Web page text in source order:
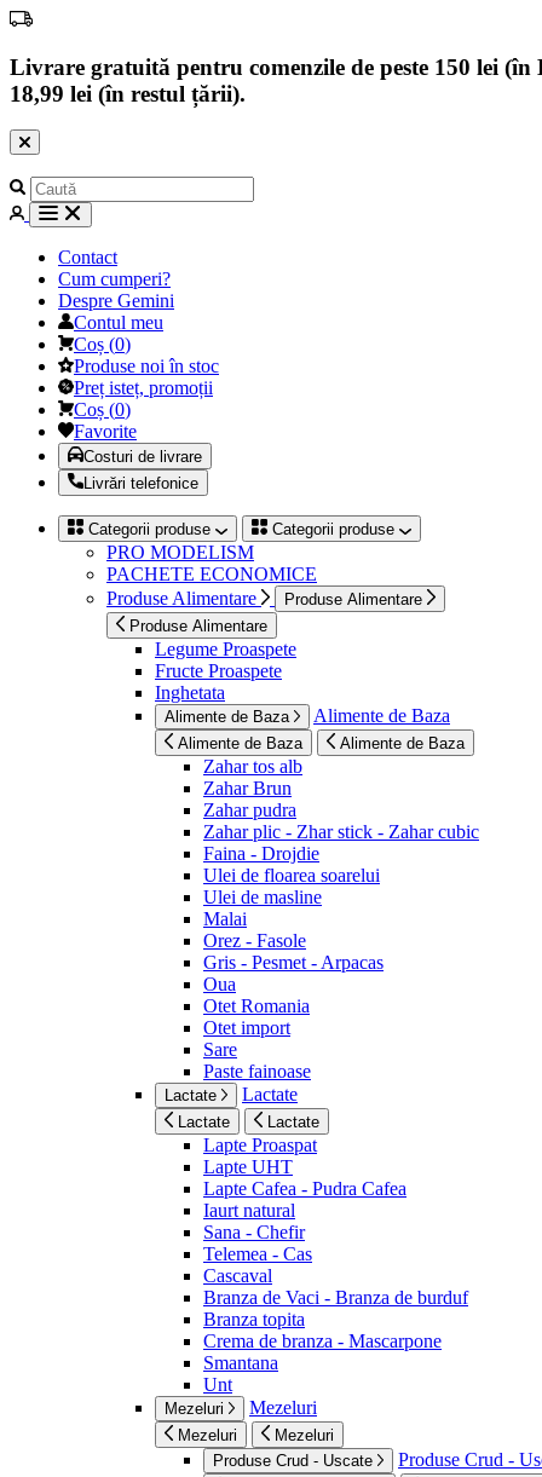
Livrare gratuită pentru comenzile de peste 150 lei
18,99 lei (în restul țării).
Contact
Cum cumperi?
Despre Gemini
Contul meu
Coș (0)
Produse noi în stoc
Preț isteț, promoții
Coș (0)
Favorite
Costuri de livrare
Livrări telefonice
Categorii produse Categorii produse
PRO MODELISM
PACHETE ECONOMICE
Produse Alimentare
Produse Alimentare
Produse Alimentare
Legume Proaspete
Fructe Proaspete
Inghetata
Alimente de Baza Alimente de Baza
Alimente de Baza Alimente de Baza
Zahar tos alb
Zahar Brun
Zahar pudra
Zahar plic - Zhar stick - Zahar cubic
Faina - Drojdie
Ulei de floarea soarelui
Ulei de masline
Malai
Orez - Fasole
Gris - Pesmet - Arpacas
Oua
Otet Romania
Otet import
Sare
Paste fainoase
Lactate Lactate
Lactate Lactate
Lapte Proaspat
Lapte UHT
Lapte Cafea - Pudra Cafea
Iaurt natural
Sana - Chefir
Telemea - Cas
Cascaval
Branza de Vaci - Branza de burduf
Branza topita
Crema de branza - Mascarpone
Smantana
Unt
Mezeluri Mezeluri
Mezeluri
Mezeluri
Produse Crud - Uscate
Produse Crud -